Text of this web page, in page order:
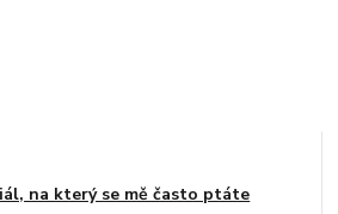
na který se mě často ptáte